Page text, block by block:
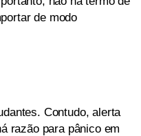
de modo
Contudo, alerta
razão para pânico em